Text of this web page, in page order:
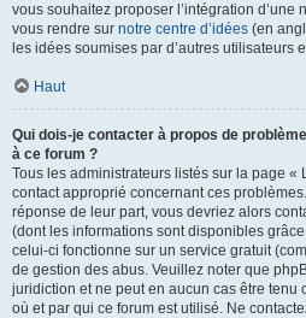
vous souhaitez proposer l’intégration
vous rendre sur notre centre d’idées (en
les idées soumises par d’autres utilisateurs
Haut
Qui dois-je contacter à propos de
à ce forum ?
Tous les administrateurs listés sur la page «
contact approprié concernant ces
réponse de leur part, vous devriez alors
(dont les informations sont disponibles
celui-ci fonctionne sur un service gratuit
de gestion des abus. Veuillez noter que
juridiction et ne peut en aucun cas être tenu
où et par qui ce forum est utilisé. Ne